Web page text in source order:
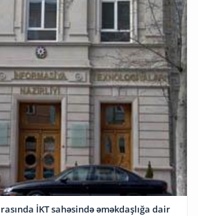
İKT sahəsində əməkdaşlığa dair